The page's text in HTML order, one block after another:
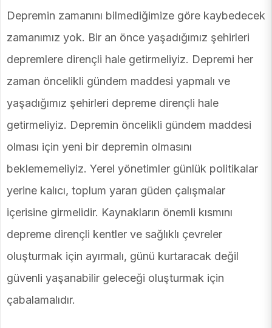
Depremin zamanını bilmediğimize göre kaybedecek
zamanımız yok. Bir an önce yaşadığımız şehirleri
depremlere dirençli hale getirmeliyiz. Depremi her
zaman öncelikli gündem maddesi yapmalı ve
yaşadığımız şehirleri depreme dirençli hale
getirmeliyiz. Depremin öncelikli gündem maddesi
olması için yeni bir depremin olmasını
beklememeliyiz. Yerel yönetimler günlük politikalar
yerine kalıcı, toplum yararı güden çalışmalar
içerisine girmelidir. Kaynakların önemli kısmını
depreme dirençli kentler ve sağlıklı çevreler
oluşturmak için ayırmalı, günü kurtaracak değil
güvenli yaşanabilir geleceği oluşturmak için
çabalamalıdır.